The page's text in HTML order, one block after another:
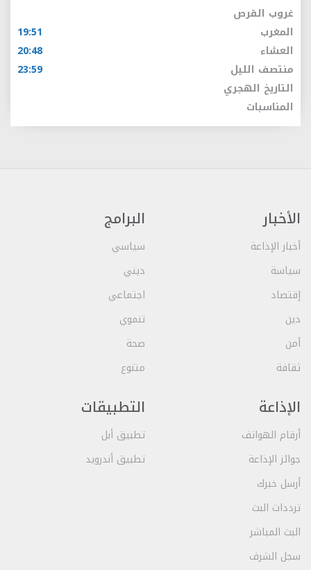
غروب القرص
المغرب
19:51
العشاء
20:48
منتصف الليل
23:59
التاريخ الهجري
المناسبات
الأخبار
أخبار الإذاعة
سياسة
إقتصاد
دين
أمن
ثقافة
البرامج
سياسي
ديني
اجتماعي
تنموي
صحة
متنوع
الإذاعة
أرقام الهواتف
جوائز الإذاعة
أرسل خبرك
ترددات البث
البث المباشر
سجل الشرف
التطبيقات
تطبيق أبل
تطبيق أندرويد